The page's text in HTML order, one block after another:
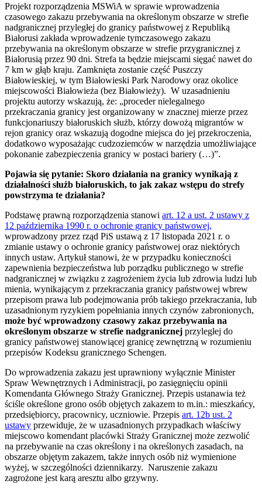
Projekt rozporządzenia MSWiA w sprawie wprowadzenia
czasowego zakazu przebywania na określonym obszarze w strefie
nadgranicznej przyległej do granicy państwowej z Republiką
Białorusi zakłada wprowadzenie tymczasowego zakazu
przebywania na określonym obszarze w strefie przygranicznej z
Białorusią przez 90 dni. Strefa ta będzie miejscami sięgać nawet do
7 km w głąb kraju. Zamknięta zostanie część Puszczy
Białowieskiej, w tym Białowieski Park Narodowy oraz okolice
miejscowości Białowieża (bez Białowieży). W uzasadnieniu
projektu autorzy wskazują, że: „proceder nielegalnego
przekraczania granicy jest organizowany w znacznej mierze przez
funkcjonariuszy białoruskich służb, którzy dowożą migrantów w
rejon granicy oraz wskazują dogodne miejsca do jej przekroczenia,
dodatkowo wyposażając cudzoziemców w narzędzia umożliwiające
pokonanie zabezpieczenia granicy w postaci bariery (…)”.
Pojawia się pytanie: Skoro działania na granicy wynikają z
działalności służb białoruskich, to jak zakaz wstępu do strefy
powstrzyma te działania?
Podstawę prawną rozporządzenia stanowi art. 12 a ust. 2 ustawy z
12 października 1990 r. o ochronie granicy państwowej,
wprowadzony przez rząd PiS ustawą z 17 listopada 2021 r. o
zmianie ustawy o ochronie granicy państwowej oraz niektórych
innych ustaw. Artykuł stanowi, że w przypadku konieczności
zapewnienia bezpieczeństwa lub porządku publicznego w strefie
nadgranicznej w związku z zagrożeniem życia lub zdrowia ludzi lub
mienia, wynikającym z przekraczania granicy państwowej wbrew
przepisom prawa lub podejmowania prób takiego przekraczania, lub
uzasadnionym ryzykiem popełniania innych czynów zabronionych,
może być wprowadzony czasowy zakaz przebywania na
określonym obszarze w strefie nadgranicznej przyległej do
granicy państwowej stanowiącej granicę zewnętrzną w rozumieniu
przepisów Kodeksu granicznego Schengen.
Do wprowadzenia zakazu jest uprawniony wyłącznie Minister
Spraw Wewnętrznych i Administracji, po zasięgnięciu opinii
Komendanta Głównego Straży Granicznej. Przepis ustanawia też
ściśle określone grono osób objętych zakazem to m.in.: mieszkańcy,
przedsiębiorcy, pracownicy, uczniowie. Przepis art. 12b ust. 2
ustawy przewiduje, że w uzasadnionych przypadkach właściwy
miejscowo komendant placówki Straży Granicznej może zezwolić
na przebywanie na czas określony i na określonych zasadach, na
obszarze objętym zakazem, także innych osób niż wymienione
wyżej, w szczególności dziennikarzy. Naruszenie zakazu
zagrożone jest karą aresztu albo grzywny.